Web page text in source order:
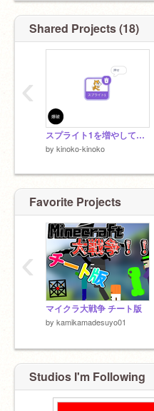
ここまで見た人は右上にある
して灰色にしよう！
♡と☆とフォローを押すと
跳ねて喜びます。
Shared Projects (18)
スプライト1を増やして爆破するストレス発散ゲーム
by kinoko-kinoko
‹
Favorite Projects
マイクラ大戦争 チート版
by kamikamadesuyo01
‹
Studios I'm Following